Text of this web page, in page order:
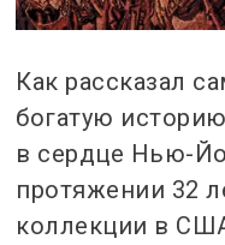
Как рассказал
богатую
в сердце Нью-
протяжении 32
коллекции в